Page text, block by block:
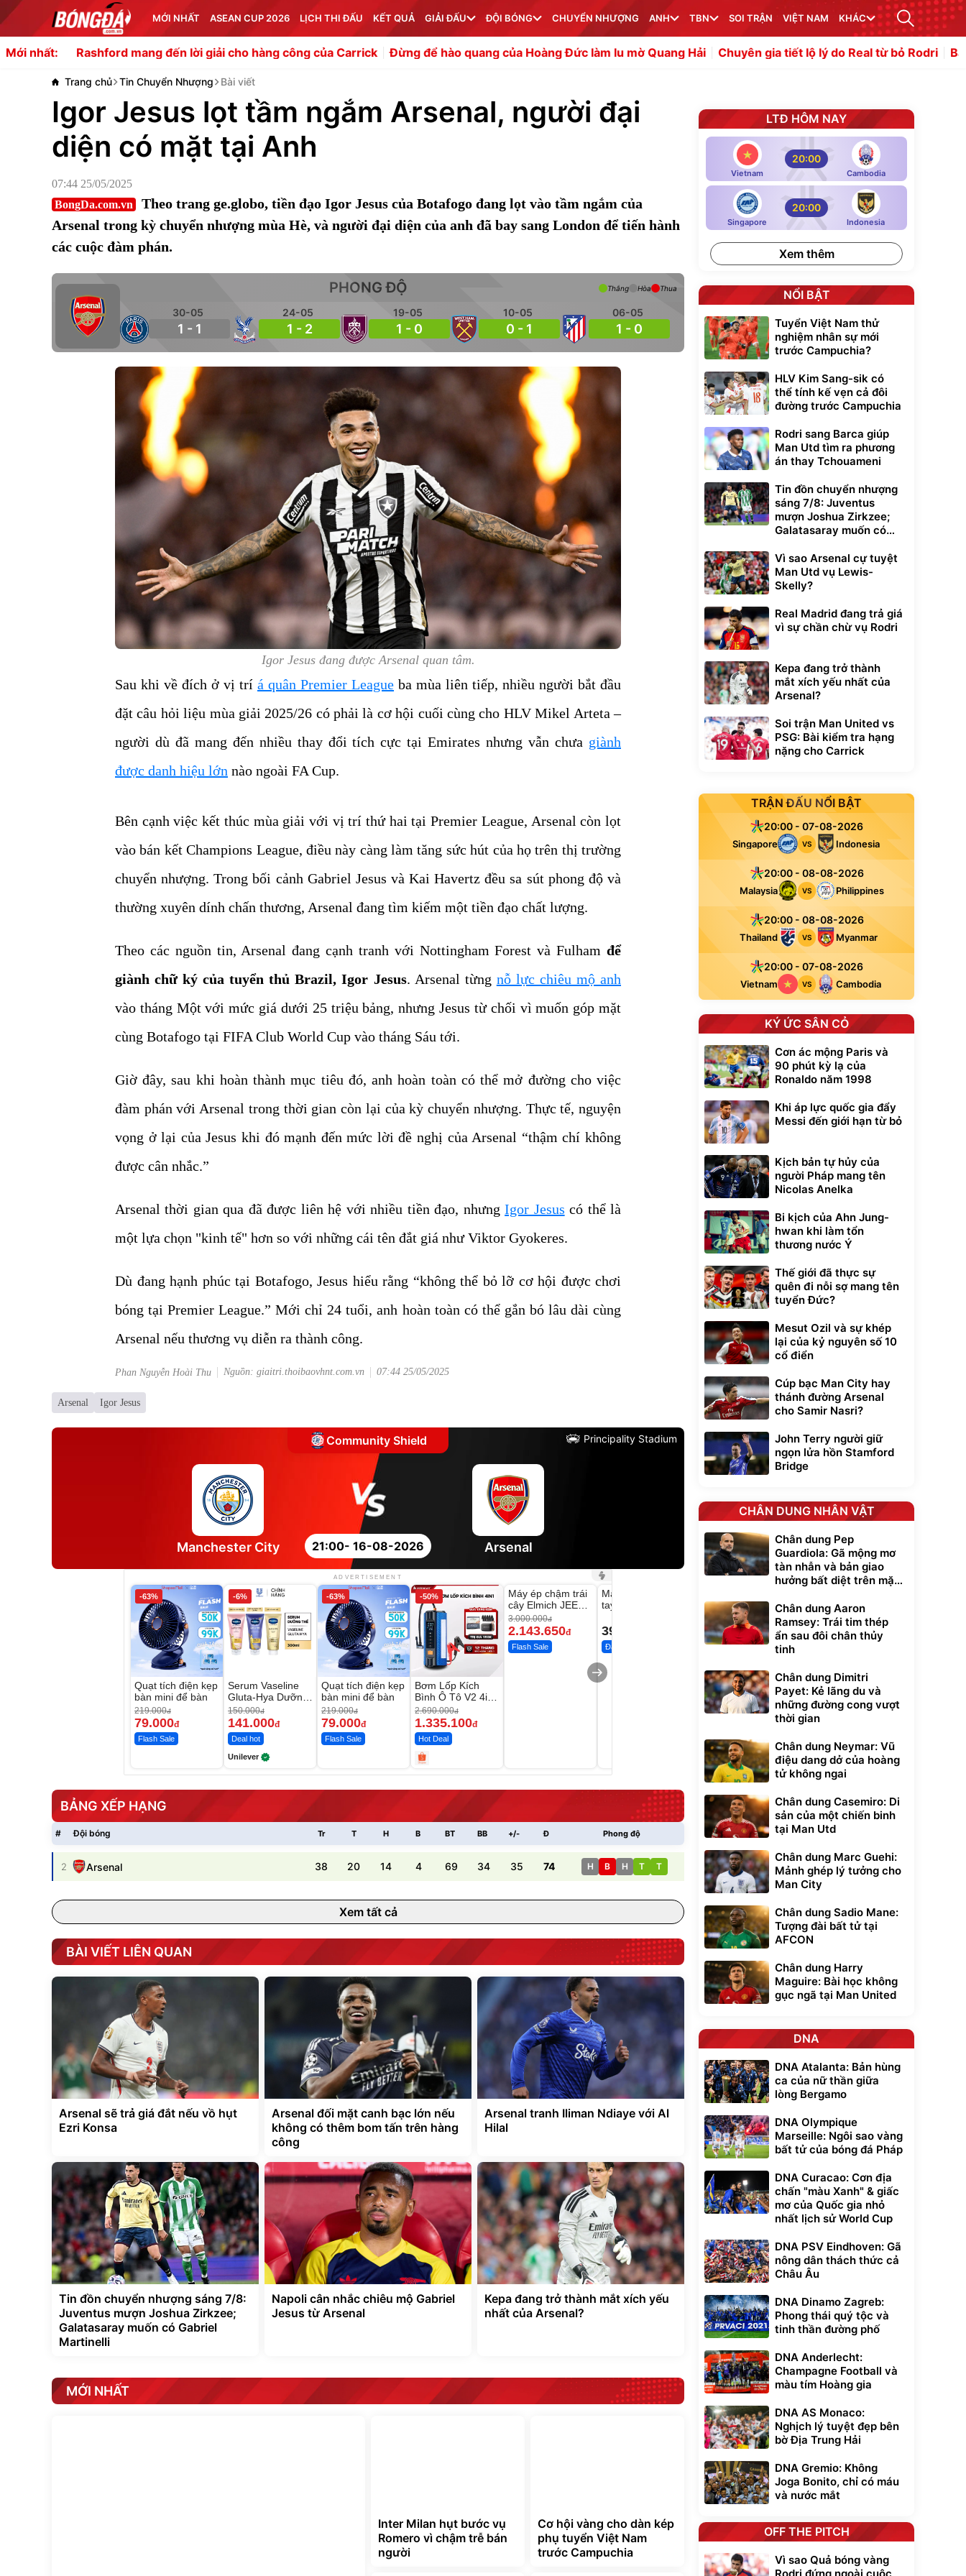
MỚI NHẤT ASEAN CUP 2026 LỊCH THI ĐẤU KẾT QUẢ GIẢI ĐẤU ĐỘI BÓNG CHUYỂN NHƯỢNG ANH TBN SOI TRẬN VIỆT NAM KHÁC
Mới nhất:
Rashford mang đến lời giải cho hàng công của Carrick Đừng để hào quang của Hoàng Đức làm lu mờ Quang Hải Chuyên gia tiết lộ lý do Real từ bỏ Rodri Barca lập
Trang chủ Tin Chuyển Nhượng Bài viết
Igor Jesus lọt tầm ngắm Arsenal, người đại
diện có mặt tại Anh
07:44 25/05/2025
BongDa.com.vn
Theo trang ge.globo, tiền đạo Igor Jesus của Botafogo đang lọt vào tầm ngắm của
Arsenal trong kỳ chuyển nhượng mùa Hè, và người đại diện của anh đã bay sang London để tiến hành
các cuộc đàm phán.
PHONG ĐỘ
30-05
1 - 1
24-05
1 - 2
19-05
1 - 0
10-05
0 - 1
06-05
1 - 0
Thắng Hòa Thua
Igor Jesus đang được Arsenal quan tâm.
Sau khi về đích ở vị trí á quân Premier League ba mùa liên tiếp, nhiều người bắt đầu
đặt câu hỏi liệu mùa giải 2025/26 có phải là cơ hội cuối cùng cho HLV Mikel Arteta –
người dù đã mang đến nhiều thay đổi tích cực tại Emirates nhưng vẫn chưa giành
được danh hiệu lớn nào ngoài FA Cup.
Bên cạnh việc kết thúc mùa giải với vị trí thứ hai tại Premier League, Arsenal còn lọt
vào bán kết Champions League, điều này càng làm tăng sức hút của họ trên thị trường
chuyển nhượng. Trong bối cảnh Gabriel Jesus và Kai Havertz đều sa sút phong độ và
thường xuyên dính chấn thương, Arsenal đang tìm kiếm một tiền đạo chất lượng.
Theo các nguồn tin, Arsenal đang cạnh tranh với Nottingham Forest và Fulham để
giành chữ ký của tuyển thủ Brazil, Igor Jesus. Arsenal từng nỗ lực chiêu mộ anh
vào tháng Một với mức giá dưới 25 triệu bảng, nhưng Jesus từ chối vì muốn góp mặt
cùng Botafogo tại FIFA Club World Cup vào tháng Sáu tới.
Giờ đây, sau khi hoàn thành mục tiêu đó, anh hoàn toàn có thể mở đường cho việc
đàm phán với Arsenal trong thời gian còn lại của kỳ chuyển nhượng. Thực tế, nguyện
vọng ở lại của Jesus khi đó mạnh đến mức lời đề nghị của Arsenal “thậm chí không
được cân nhắc.”
Arsenal thời gian qua đã được liên hệ với nhiều tiền đạo, nhưngIgor Jesus có thể là
một lựa chọn "kinh tế" hơn so với những cái tên đắt giá như Viktor Gyokeres.
Dù đang hạnh phúc tại Botafogo, Jesus hiểu rằng “không thể bỏ lỡ cơ hội được chơi
bóng tại Premier League.” Mới chỉ 24 tuổi, anh hoàn toàn có thể gắn bó lâu dài cùng
Arsenal nếu thương vụ diễn ra thành công.
Phan Nguyễn Hoài Thu Nguồn: giaitri.thoibaovhnt.com.vn 07:44 25/05/2025
Arsenal Igor Jesus
Community Shield Principality Stadium
21:00- 16-08-2026
Manchester City Arsenal
ADVERTISEMENT
-63%
Quạt tích điện kẹp
bàn mini để bàn
219.000đ
79.000đ
Flash Sale
-6%
Serum Vaseline
Gluta-Hya Dưỡng
Da Sáng Mịn Sau
7 Ngày
150.000đ
141.000đ
Deal hot
Unilever
-63%
Quạt tích điện kẹp
bàn mini để bàn
219.000đ
79.000đ
Flash Sale
-50%
Bơm Lốp Kích
Bình Ô Tô V2 4in1
MEDICAR –
12.000mAh
2.690.000đ
1.335.100đ
Hot Deal
-28%
Máy ép chậm trái
cây Elmich JEE
1855OL
3.000.000đ
2.143.650đ
Flash Sale
Máy rửa xe cầm
tay xịt rửa cao áp
399.000
Đã bán nhiều
Bạt phủ xe ô tô
cao cấp, tráng
nhôm 03 lớp
392.000đ
Đã bán nhiều
Xe đạp điện trợ
lực G-Force C14
gấp gọn bỏ cốp
tiện lợi
9.900.000
7.092.000
G-FORCE VIETNA
BẢNG XẾP HẠNG
# Đội bóng Tr T H B BT BB +/- Đ Phong độ
2 Arsenal 38 20 14 4 69 34 35 74 H B H T T
Xem tất cả
BÀI VIẾT LIÊN QUAN
Arsenal sẽ trả giá đắt nếu vồ hụt
Ezri Konsa
Arsenal đối mặt canh bạc lớn nếu
không có thêm bom tấn trên hàng
công
Arsenal tranh Iliman Ndiaye với Al
Hilal
Tin đồn chuyển nhượng sáng 7/8:
Juventus mượn Joshua Zirkzee;
Galatasaray muốn có Gabriel
Martinelli
Napoli cân nhắc chiêu mộ Gabriel
Jesus từ Arsenal
Kepa đang trở thành mắt xích yếu
nhất của Arsenal?
MỚI NHẤT
Inter Milan hụt bước vụ
Romero vì chậm trễ bán
người
Cơ hội vàng cho dàn kép
phụ tuyển Việt Nam
trước Campuchia
LTĐ HÔM NAY
Vietnam
20:00
Cambodia
Singapore
20:00
Indonesia
Xem thêm
NỔI BẬT
Tuyển Việt Nam thử
nghiệm nhân sự mới
trước Campuchia?
HLV Kim Sang-sik có
thể tính kế vẹn cả đôi
đường trước Campuchia
Rodri sang Barca giúp
Man Utd tìm ra phương
án thay Tchouameni
Tin đồn chuyển nhượng
sáng 7/8: Juventus
mượn Joshua Zirkzee;
Galatasaray muốn có
Vì sao Arsenal cự tuyệt
Man Utd vụ Lewis-
Skelly?
Real Madrid đang trả giá
vì sự chần chừ vụ Rodri
Kepa đang trở thành
mắt xích yếu nhất của
Arsenal?
Soi trận Man United vs
PSG: Bài kiểm tra hạng
nặng cho Carrick
TRẬN ĐẤU NỔI BẬT
20:00 - 07-08-2026
Singapore VS Indonesia
20:00 - 08-08-2026
Malaysia VS Philippines
20:00 - 08-08-2026
Thailand VS Myanmar
20:00 - 07-08-2026
Vietnam VS Cambodia
KÝ ỨC SÂN CỎ
Cơn ác mộng Paris và
90 phút kỳ lạ của
Ronaldo năm 1998
Khi áp lực quốc gia đẩy
Messi đến giới hạn từ bỏ
Kịch bản tự hủy của
người Pháp mang tên
Nicolas Anelka
Bi kịch của Ahn Jung-
hwan khi làm tổn
thương nước Ý
Thế giới đã thực sự
quên đi nỗi sợ mang tên
tuyển Đức?
Mesut Ozil và sự khép
lại của kỷ nguyên số 10
cổ điển
Cúp bạc Man City hay
thánh đường Arsenal
cho Samir Nasri?
John Terry người giữ
ngọn lửa hồn Stamford
Bridge
CHÂN DUNG NHÂN VẬT
Chân dung Pep
Guardiola: Gã mộng mơ
tàn nhẫn và bản giao
hưởng bất diệt trên mặt
Chân dung Aaron
Ramsey: Trái tim thép
ẩn sau đôi chân thủy
tinh
Chân dung Dimitri
Payet: Kẻ lãng du và
những đường cong vượt
thời gian
Chân dung Neymar: Vũ
điệu dang dở của hoàng
tử không ngai
Chân dung Casemiro: Di
sản của một chiến binh
tại Man Utd
Chân dung Marc Guehi:
Mảnh ghép lý tưởng cho
Man City
Chân dung Sadio Mane:
Tượng đài bất tử tại
AFCON
Chân dung Harry
Maguire: Bài học không
gục ngã tại Man United
DNA
DNA Atalanta: Bản hùng
ca của nữ thần giữa
lòng Bergamo
DNA Olympique
Marseille: Ngôi sao vàng
bất tử của bóng đá Pháp
DNA Curacao: Cơn địa
chấn "màu Xanh" & giấc
mơ của Quốc gia nhỏ
nhất lịch sử World Cup
DNA PSV Eindhoven: Gã
nông dân thách thức cả
Châu Âu
DNA Dinamo Zagreb:
Phong thái quý tộc và
tinh thần đường phố
DNA Anderlecht:
Champagne Football và
màu tím Hoàng gia
DNA AS Monaco:
Nghịch lý tuyệt đẹp bên
bờ Địa Trung Hải
DNA Gremio: Không
Joga Bonito, chỉ có máu
và nước mắt
OFF THE PITCH
Vì sao Quả bóng vàng